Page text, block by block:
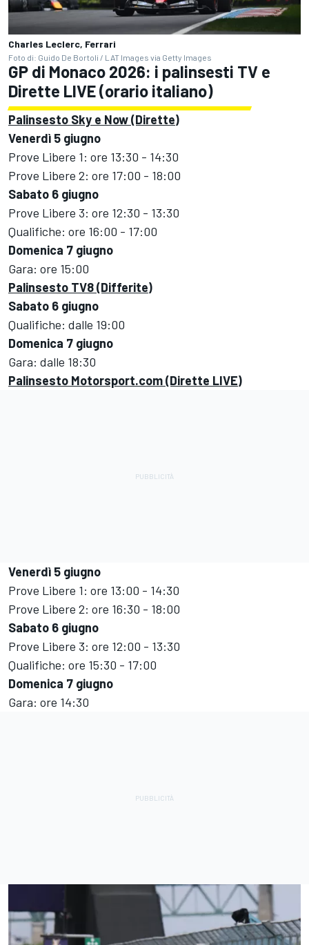
Charles Leclerc, Ferrari
Foto di: Guido De Bortoli / LAT Images via Getty Images
GP di Monaco 2026: i palinsesti TV e
Dirette LIVE (orario italiano)
Palinsesto Sky e Now (Dirette)
Venerdì 5 giugno
Prove Libere 1: ore 13:30 - 14:30
Prove Libere 2: ore 17:00 - 18:00
Sabato 6 giugno
Prove Libere 3: ore 12:30 - 13:30
Qualifiche: ore 16:00 - 17:00
Domenica 7 giugno
Gara: ore 15:00
Palinsesto TV8 (Differite)
Sabato 6 giugno
Qualifiche: dalle 19:00
Domenica 7 giugno
Gara: dalle 18:30
Palinsesto Motorsport.com (Dirette LIVE)
Venerdì 5 giugno
Prove Libere 1: ore 13:00 - 14:30
Prove Libere 2: ore 16:30 - 18:00
Sabato 6 giugno
Prove Libere 3: ore 12:00 - 13:30
Qualifiche: ore 15:30 - 17:00
Domenica 7 giugno
Gara: ore 14:30